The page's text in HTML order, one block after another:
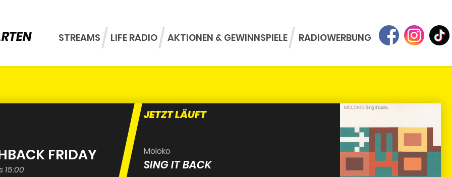
STREAMS LIFE RADIO AKTIONEN & GEWINNSPIELE RADIOWERBUNG
FRIDAY
15:00
JETZT LÄUFT
Moloko
SING IT BACK